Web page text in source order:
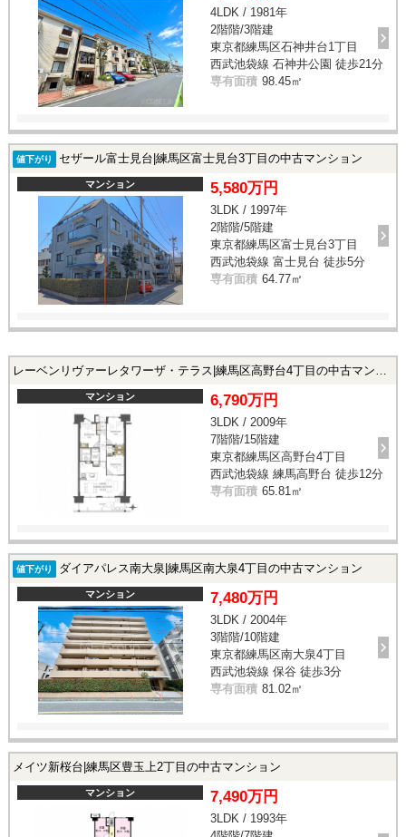
4LDK / 1981年
2階階/3階建
東京都練馬区石神井台1丁目
西武池袋線 石神井公園 徒歩21分
専有面積 98.45㎡
値下がり セザール富士見台|練馬区富士見台3丁目の中古マンション
マンション 5,580万円
3LDK / 1997年
2階階/5階建
東京都練馬区富士見台3丁目
西武池袋線 富士見台 徒歩5分
専有面積 64.77㎡
レーベンリヴァーレタワーザ・テラス|練馬区高野台4丁目の中古マンション
マンション 6,790万円
3LDK / 2009年
7階階/15階建
東京都練馬区高野台4丁目
西武池袋線 練馬高野台 徒歩12分
専有面積 65.81㎡
値下がり ダイアパレス南大泉|練馬区南大泉4丁目の中古マンション
マンション 7,480万円
3LDK / 2004年
3階階/10階建
東京都練馬区南大泉4丁目
西武池袋線 保谷 徒歩3分
専有面積 81.02㎡
メイツ新桜台|練馬区豊玉上2丁目の中古マンション
マンション 7,490万円
3LDK / 1993年